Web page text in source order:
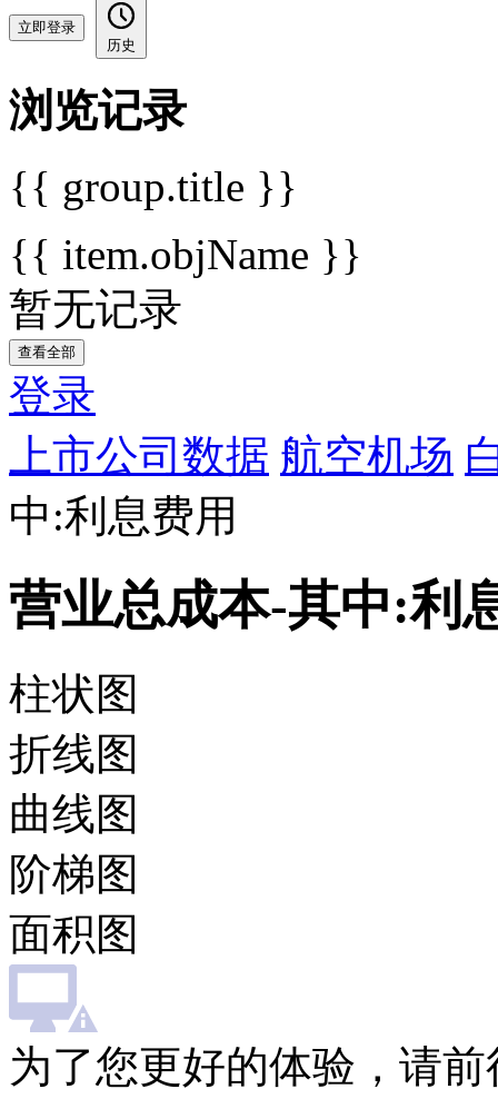
立即登录
历史
浏览记录
{{ group.title }}
{{ item.objName }}
暂无记录
查看全部
登录
上市公司数据 航空机场
中:利息费用
营业总成本-其中:利
柱状图
折线图
曲线图
阶梯图
面积图
为了您更好的体验，请